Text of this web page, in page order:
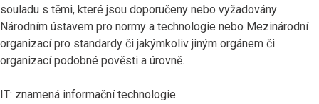
souladu s těmi, které jsou doporučeny nebo vyžadovány
Národním ústavem pro normy a technologie nebo Mezinárodní
organizací pro standardy či jakýmkoliv jiným orgánem či
organizací podobné pověsti a úrovně.
IT: znamená informační technologie.